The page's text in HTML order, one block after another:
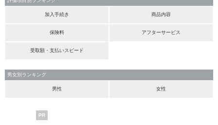
加入手続き 商品内容
保険料 アフターサービス
受取額・支払いスピード
男女別ランキング
男性 女性
PR